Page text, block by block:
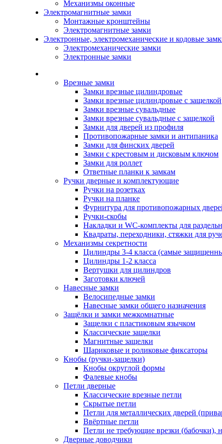
Механизмы оконные
Электромагнитные замки
Монтажные кронштейны
Электромагнитные замки
Электронные, электромеханические и кодовые
Электромеханические замки
Электронные замки
Врезные замки
Замки врезные цилиндровые
Замки врезные цилиндровые с защелкой
Замки врезные сувальдные
Замки врезные сувальдные с защелкой
Замки для дверей из профиля
Противопожарные замки и антипаника
Замки для финских дверей
Замки с крестовым и дисковым ключом
Замки для роллет
Ответные планки к замкам
Ручки дверные и комплектующие
Ручки на розетках
Ручки на планке
Фурнитура для противопожарных
Ручки-скобы
Накладки и WC-комплекты для
Квадраты, переходники, стяжки для
Механизмы секретности
Цилиндры 3-4 класса (самые
Цилиндры 1-2 класса
Вертушки для цилиндров
Заготовки ключей
Навесные замки
Велосипедные замки
Навесные замки общего назначения
Защёлки и замки межкомнатные
Защелки с пластиковым язычком
Классические защелки
Магнитные защелки
Шариковые и роликовые фиксаторы
Кнобы (ручки-защелки)
Кнобы округлой формы
Фалевые кнобы
Петли дверные
Классические врезные петли
Скрытые петли
Петли для металлических дверей
Ввёртные петли
Петли не требующие врезки (бабочки),
Дверные доводчики